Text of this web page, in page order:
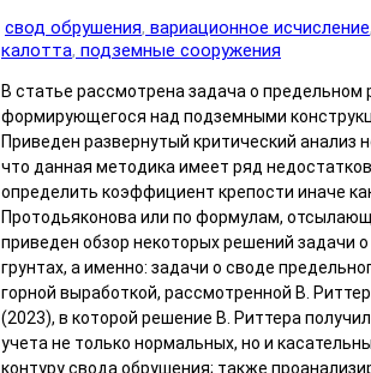
свод обрушения вариационное исчисление
калотта подземные сооружения
В статье рассмотрена задача о предельном
формирующегося над подземными
Приведен развернутый критический анализ
что данная методика имеет ряд
определить коэффициент крепости иначе
Протодьяконова или по формулам,
приведен обзор некоторых решений задачи
грунтах, а именно: задачи о своде
горной выработкой, рассмотренной В.
(2023), в которой решение В. Риттера
учета не только нормальных, но и
контуру свода обрушения; также